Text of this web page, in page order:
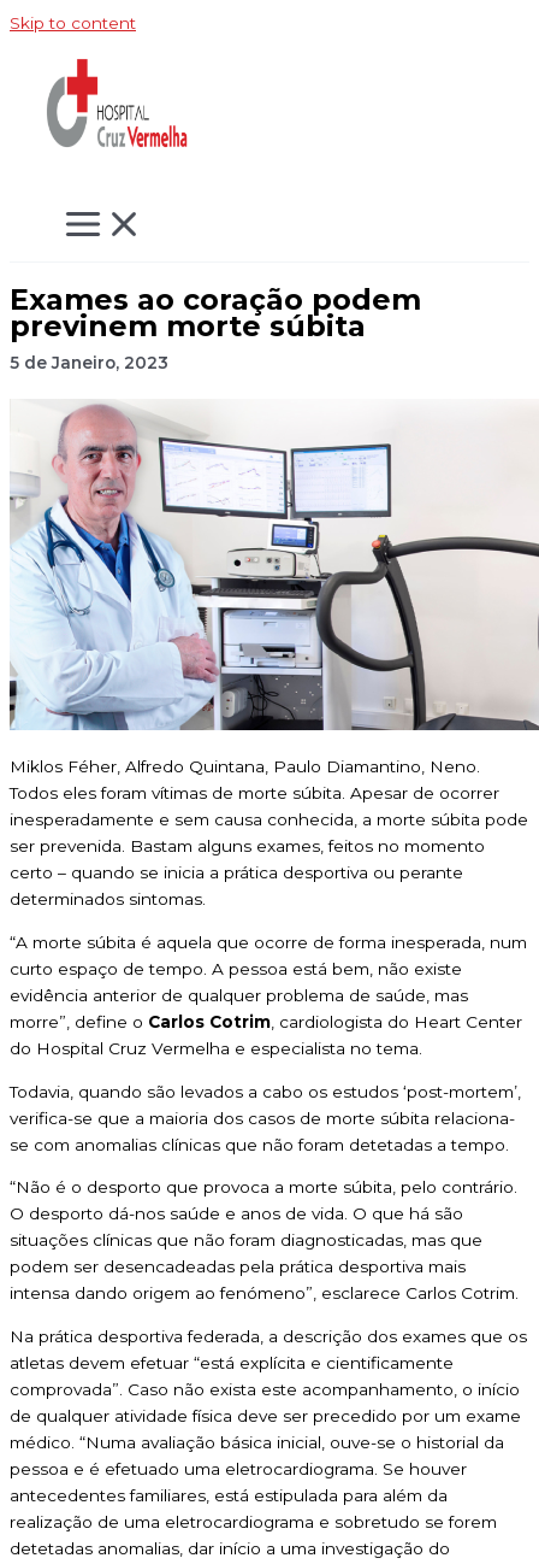
Skip to content
Exames ao coração podem
previnem morte súbita
5 de Janeiro, 2023
Miklos Féher, Alfredo Quintana, Paulo Diamantino, Neno.
Todos eles foram vítimas de morte súbita. Apesar de ocorrer
inesperadamente e sem causa conhecida, a morte súbita pode
ser prevenida. Bastam alguns exames, feitos no momento
certo – quando se inicia a prática desportiva ou perante
determinados sintomas.
“A morte súbita é aquela que ocorre de forma inesperada, num
curto espaço de tempo. A pessoa está bem, não existe
evidência anterior de qualquer problema de saúde, mas
morre”, define o Carlos Cotrim , cardiologista do Heart Center
do Hospital Cruz Vermelha e especialista no tema.
Todavia, quando são levados a cabo os estudos ‘post-mortem’,
verifica-se que a maioria dos casos de morte súbita relaciona-
se com anomalias clínicas que não foram detetadas a tempo.
“Não é o desporto que provoca a morte súbita, pelo contrário.
O desporto dá-nos saúde e anos de vida. O que há são
situações clínicas que não foram diagnosticadas, mas que
podem ser desencadeadas pela prática desportiva mais
intensa dando origem ao fenómeno”, esclarece Carlos Cotrim.
Na prática desportiva federada, a descrição dos exames que os
atletas devem efetuar “está explícita e cientificamente
comprovada”. Caso não exista este acompanhamento, o início
de qualquer atividade física deve ser precedido por um exame
médico. “Numa avaliação básica inicial, ouve-se o historial da
pessoa e é efetuado uma eletrocardiograma. Se houver
antecedentes familiares, está estipulada para além da
realização de uma eletrocardiograma e sobretudo se forem
detetadas anomalias, dar início a uma investigação do